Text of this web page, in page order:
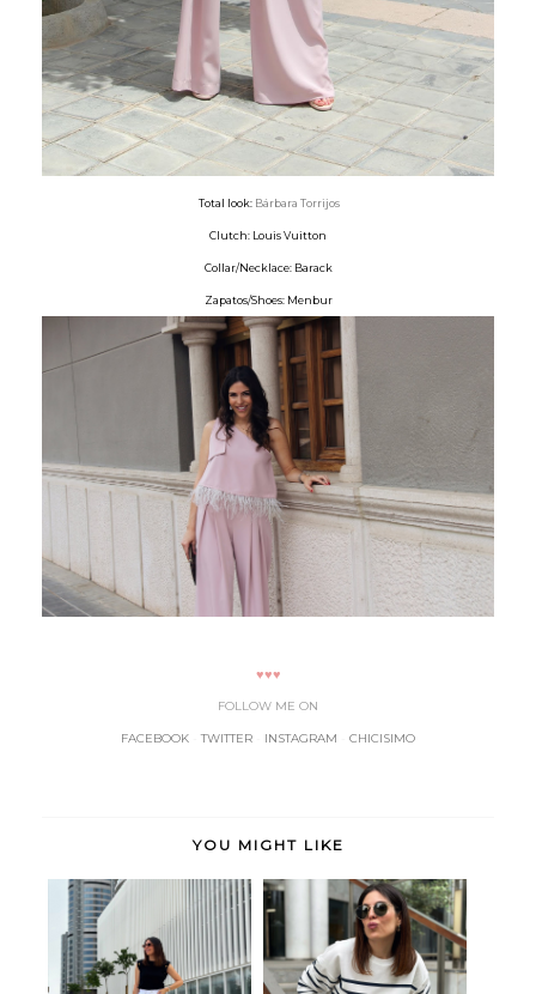
Total look: Bárbara Torrijos
Clutch: Louis Vuitton
Collar/Necklace: Barack
Zapatos/Shoes: Menbur
♥♥♥
FOLLOW ME ON
FACEBOOK -TWITTER INSTAGRAM CHICISIMO
YOU MIGHT LIKE
Tendencia Comfy navy